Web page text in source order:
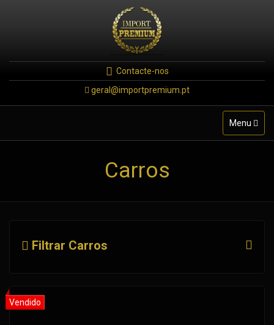
Contacte-nos
geral@importpremium.pt
Toggle
navigation
Menu
Carros
Filtrar Carros